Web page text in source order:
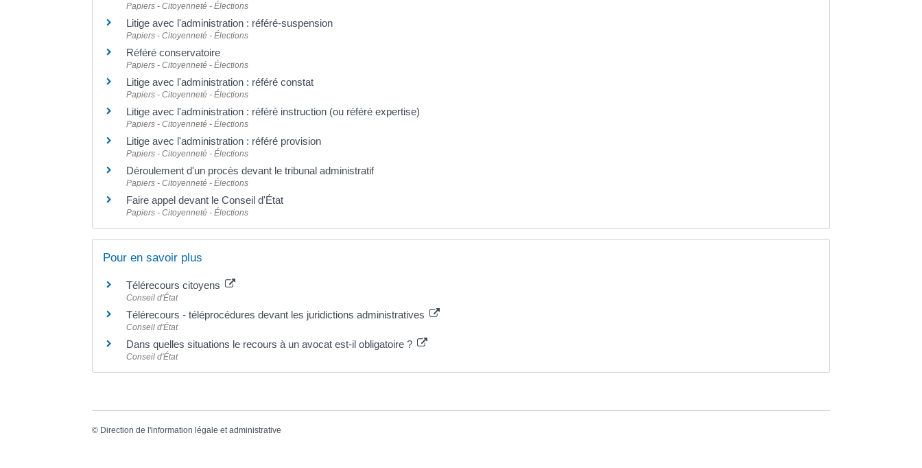
Papiers - Citoyenneté - Élections
Litige avec l'administration : référé-suspension
Papiers - Citoyenneté - Élections
Référé conservatoire
Papiers - Citoyenneté - Élections
Litige avec l'administration : référé constat
Papiers - Citoyenneté - Élections
Litige avec l'administration : référé instruction (ou référé expertise)
Papiers - Citoyenneté - Élections
Litige avec l'administration : référé provision
Papiers - Citoyenneté - Élections
Déroulement d'un procès devant le tribunal administratif
Papiers - Citoyenneté - Élections
Faire appel devant le Conseil d'État
Papiers - Citoyenneté - Élections
Pour en savoir plus
Télérecours citoyens
Conseil d'État
Télérecours - téléprocédures devant les juridictions administratives
Conseil d'État
Dans quelles situations le recours à un avocat est-il obligatoire ?
Conseil d'État
© Direction de l'information légale et administrative